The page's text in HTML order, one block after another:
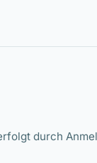
durch